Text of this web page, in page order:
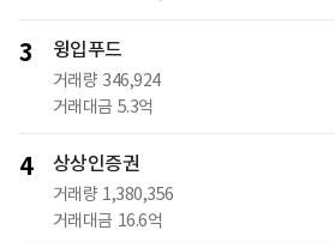
3 윙입푸드
거래량 346,924
거래대금 5.3억
4 상상인증권
거래량 1,380,356
거래대금 16.6억